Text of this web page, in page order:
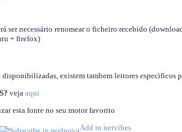
ser necessário renomear o ficheiro recebido
+ firefox)
disponibilizadas, existem tambem leitores especificos
veja aqui
esta fonte no seu motor favorito